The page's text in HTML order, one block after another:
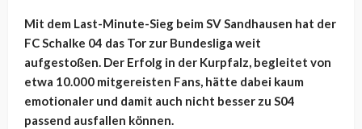
Mit dem Last-Minute-Sieg beim SV Sandhausen hat der
FC Schalke 04 das Tor zur Bundesliga weit
aufgestoßen. Der Erfolg in der Kurpfalz, begleitet von
etwa 10.000 mitgereisten Fans, hätte dabei kaum
emotionaler und damit auch nicht besser zu S04
passend ausfallen können.